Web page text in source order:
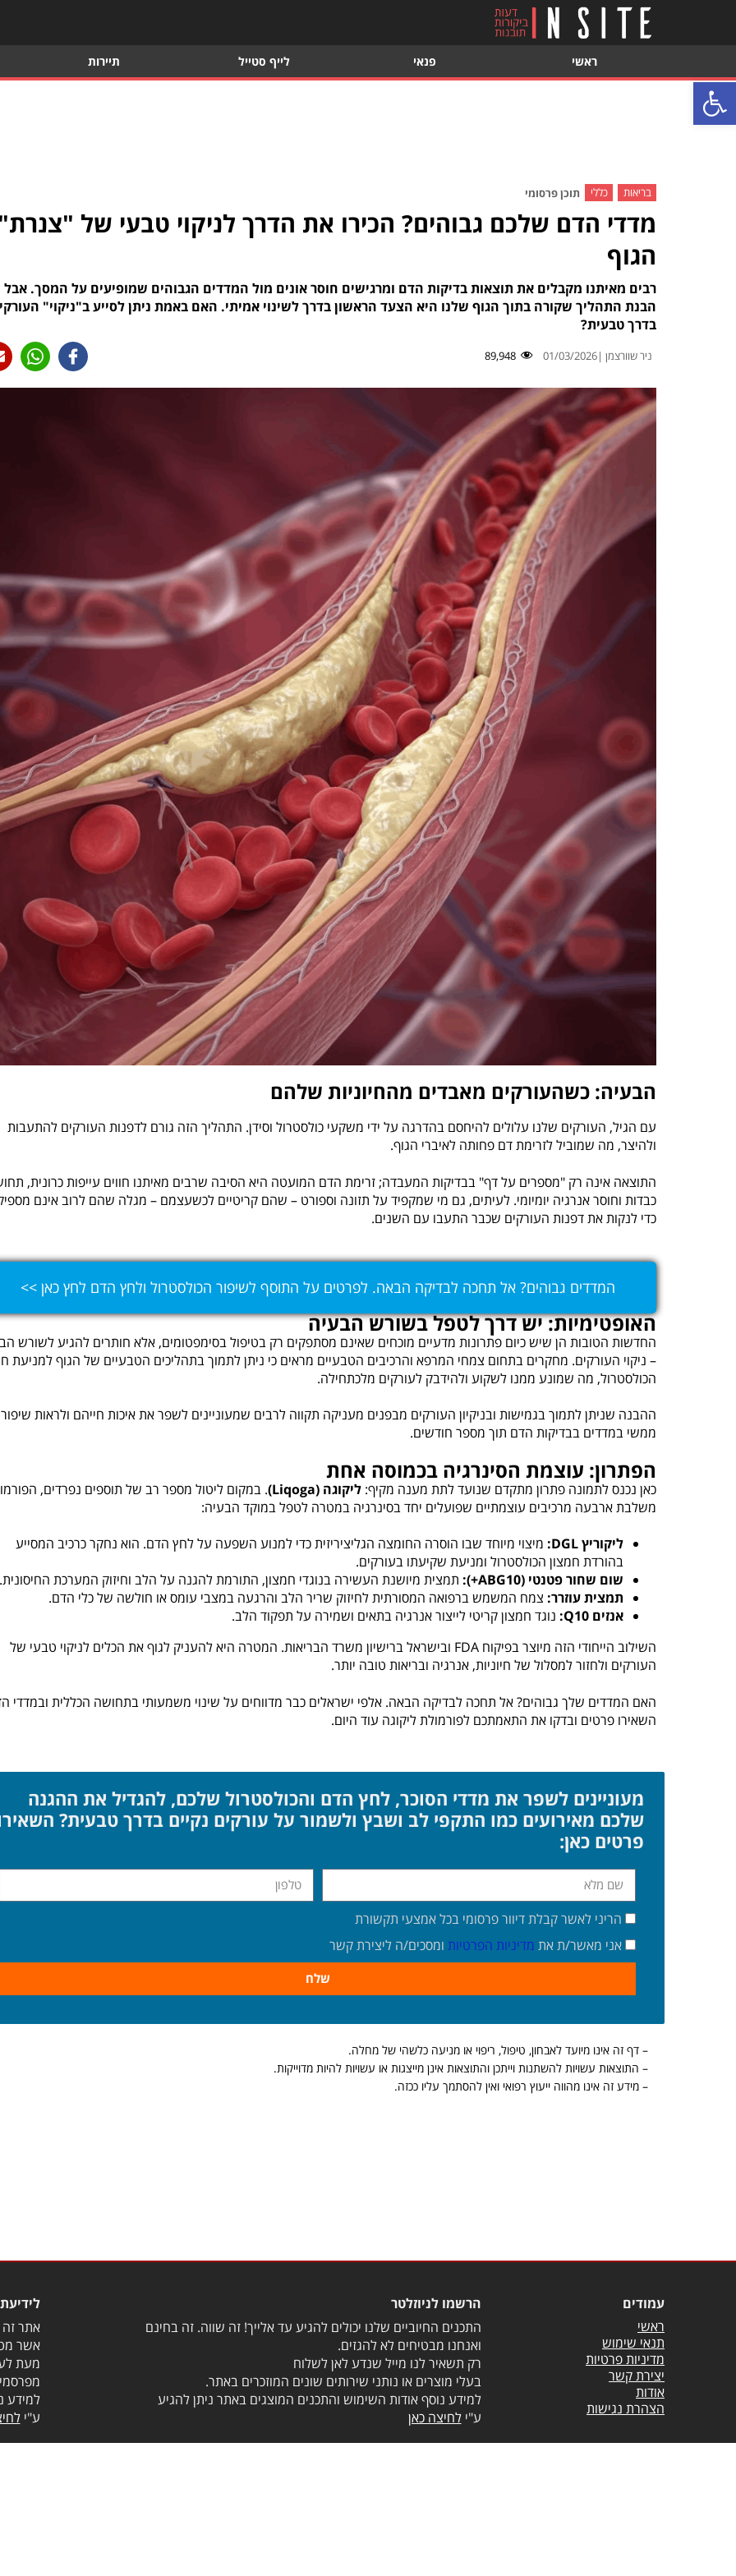
פתח סרגל נגישות
ראשי פנאי לייף סטייל תיירות
בריאות כללי תוכן פרסומי
מדדי הדם שלכם גבוהים? הכירו את הדרך לניקוי טבעי של "צנרת"
הגוף
רבים מאיתנו מקבלים את תוצאות בדיקות הדם ומרגישים חוסר אונים מול המדדים הגבוהים שמופיעים על המסך. אבל
הבנת התהליך שקורה בתוך הגוף שלנו היא הצעד הראשון בדרך לשינוי אמיתי. האם באמת ניתן לסייע ב"ניקוי"
בדרך טבעית?
ניר שוורצמן |01/03/2026
89,948
הבעיה: כשהעורקים מאבדים מהחיוניות שלהם
עם הגיל, העורקים שלנו עלולים להיחסם בהדרגה על ידי משקעי כולסטרול וסידן. התהליך הזה גורם לדפנות העורקים להתעבות
ולהיצר, מה שמוביל לזרימת דם פחותה לאיברי הגוף.
התוצאה אינה רק "מספרים על דף" בבדיקות המעבדה; זרימת הדם המועטה היא הסיבה שרבים מאיתנו חווים עייפות כרונית,
כבדות וחוסר אנרגיה יומיומי. לעיתים, גם מי שמקפיד על תזונה וספורט – שהם קריטיים לכשעצמם – מגלה שהם לרוב אינם
כדי לנקות את דפנות העורקים שכבר התעבו עם השנים.
המדדים גבוהים? אל תחכה לבדיקה הבאה. לפרטים על התוסף לשיפור הכולסטרול ולחץ הדם לחץ כאן >>
האופטימיות: יש דרך לטפל בשורש הבעיה
החדשות הטובות הן שיש כיום פתרונות מדעיים מוכחים שאינם מסתפקים רק בטיפול בסימפטומים, אלא חותרים להגיע לשורש
– ניקוי העורקים. מחקרים בתחום צמחי המרפא והרכיבים הטבעיים מראים כי ניתן לתמוך בתהליכים הטבעיים של הגוף למניעת
הכולסטרול, מה שמונע ממנו לשקוע ולהידבק לעורקים מלכתחילה.
ההבנה שניתן לתמוך בגמישות ובניקיון העורקים מבפנים מעניקה תקווה לרבים שמעוניינים לשפר את איכות חייהם ולראות שיפור
ממשי במדדים בבדיקות הדם תוך מספר חודשים.
הפתרון: עוצמת הסינרגיה בכמוסה אחת
כאן נכנס לתמונה פתרון מתקדם שנועד לתת מענה מקיף: ליקוגה (Liqoga)
. במקום ליטול מספר רב של תוספים נפרדים,
משלבת ארבעה מרכיבים עוצמתיים שפועלים יחד בסינרגיה במטרה לטפל במוקד הבעיה:
ליקוריץ DGL:
מיצוי מיוחד שבו הוסרה החומצה הגליציריזית כדי למנוע השפעה על לחץ הדם. הוא נחקר כרכיב המסייע
בהורדת חמצון הכולסטרול ומניעת שקיעתו בעורקים.
שום שחור פטנטי (ABG10+):
תמצית מיושנת העשירה בנוגדי חמצון, התורמת להגנה על הלב וחיזוק המערכת החיסונית.
תמצית עוזרר: צמח המשמש ברפואה המסורתית לחיזוק שריר הלב והרגעה במצבי עומס או חולשה של כלי הדם.
אנזים Q10:
נוגד חמצון קריטי לייצור אנרגיה בתאים ושמירה על תפקוד הלב.
השילוב הייחודי הזה מיוצר בפיקוח FDA ובישראל ברישיון משרד הבריאות. המטרה היא להעניק לגוף את הכלים לניקוי טבעי של
העורקים ולחזור למסלול של חיוניות, אנרגיה ובריאות טובה יותר.
האם המדדים שלך גבוהים? אל תחכה לבדיקה הבאה. אלפי ישראלים כבר מדווחים על שינוי משמעותי בתחושה הכללית ובמדדי
השאירו פרטים ובדקו את התאמתכם לפורמולת ליקוגה עוד היום.
מעוניינים לשפר את מדדי הסוכר, לחץ הדם והכולסטרול שלכם, להגדיל את ההגנה
שלכם מאירועים כמו התקפי לב ושבץ ולשמור על עורקים נקיים בדרך טבעית?
פרטים כאן:
הריני לאשר קבלת דיוור פרסומי בכל אמצעי תקשורת
אני מאשר/ת את מדיניות הפרטיות ומסכים/ה ליצירת קשר
שלח
– דף זה אינו מיועד לאבחון, טיפול, ריפוי או מניעה כלשהי של מחלה.
– התוצאות עשויות להשתנות וייתכן והתוצאות אינן מייצגות או עשויות להיות מדוייקות.
– מידע זה אינו מהווה ייעוץ רפואי ואין להסתמך עליו ככזה.
עמודים
ראשי
תנאי שימוש
מדיניות פרטיות
יצירת קשר
אודות
הצהרת נגישות
הרשמו לניוזלטר
התכנים החיוביים שלנו יכולים להגיע עד אלייך! זה שווה. זה בחינם
ואנחנו מבטיחים לא להגזים.
רק תשאיר לנו מייל שנדע לאן לשלוח
בעלי מוצרים או נותני שירותים שונים המוזכרים באתר.
למידע נוסף אודות השימוש והתכנים המוצגים באתר ניתן להגיע
ע"ילחיצה כאן
אתר זה
אשר
מעת
למידע
ע"י